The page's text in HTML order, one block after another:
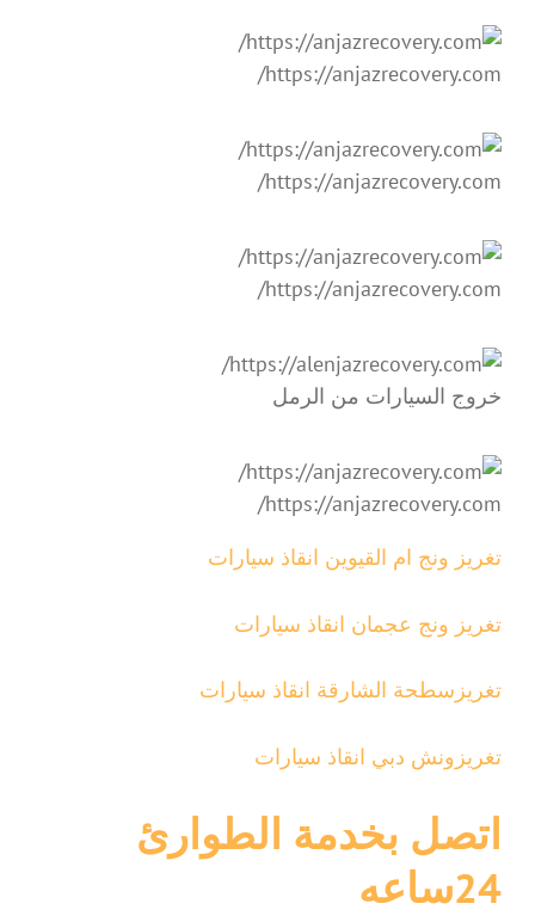
https://anjazrecovery.com/
https://anjazrecovery.com/
https://anjazrecovery.com/
خروج السيارات من الرمل
https://anjazrecovery.com/
تغريز ونج ام القيوين انقاذ سيارات
تغريز ونج عجمان انقاذ سيارات
تغريزسطحة الشارقة انقاذ سيارات
تغريزونش دبي انقاذ سيارات
اتصل بخدمة الطوارئ
24ساعه